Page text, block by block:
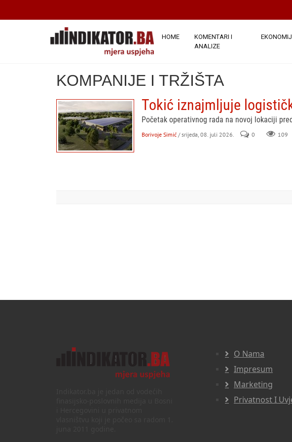
HOME
KOMENTARI I
ANALIZE
KOMPANIJE I TRŽIŠTA
Tokić iznajmljuje
Početak operativnog rada na novoj lokaciji
Borivoje Simić / srijeda, 08. juli 2026. 0 109
O Nama
Impresum
Marketing
Privatnost I